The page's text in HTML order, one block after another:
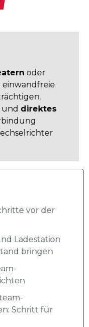
oder
einwandfreie
und direktes
vor der
Ladestation
bringen
Schritt für